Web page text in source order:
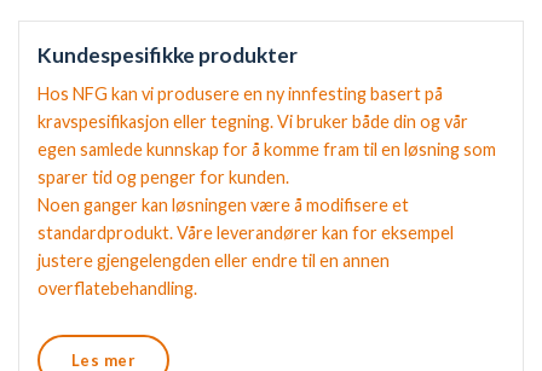
Kundespesifikke produkter
Hos NFG kan vi produsere en ny innfesting basert på
kravspesifikasjon eller tegning. Vi bruker både din og vår
egen samlede kunnskap for å komme fram til en løsning som
sparer tid og penger for kunden.
Noen ganger kan løsningen være å modifisere et
standardprodukt. Våre leverandører kan for eksempel
justere gjengelengden eller endre til en annen
overflatebehandling.
Les mer